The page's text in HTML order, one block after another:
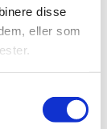
disse
eller som
levere et
hvor alle
er der
er